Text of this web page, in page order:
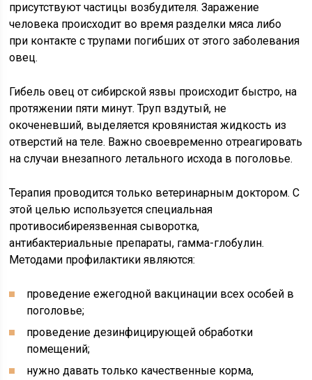
присутствуют частицы возбудителя. Заражение
человека происходит во время разделки мяса либо
при контакте с трупами погибших от этого заболевания
овец.
Гибель овец от сибирской язвы происходит быстро, на
протяжении пяти минут. Труп вздутый, не
окоченевший, выделяется кровянистая жидкость из
отверстий на теле. Важно своевременно отреагировать
на случаи внезапного летального исхода в поголовье.
Терапия проводится только ветеринарным доктором. С
этой целью используется специальная
противосибиреязвенная сыворотка,
антибактериальные препараты, гамма-глобулин.
Методами профилактики являются:
проведение ежегодной вакцинации всех особей в
поголовье;
проведение дезинфицирующей обработки
помещений;
нужно давать только качественные корма,